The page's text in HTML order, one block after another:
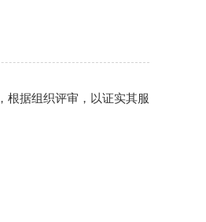
根据组织评审，以证实其服